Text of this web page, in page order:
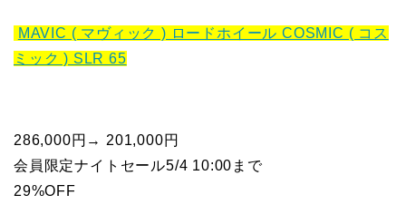
MAVIC ( マヴィック ) ロードホイール COSMIC ( コス
ミック ) SLR 65
286,000円→ 201,000円
会員限定ナイトセール5/4 10:00まで
29%OFF